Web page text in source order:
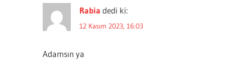
Rabia dedi ki:
12 Kasım 2023, 16:03
Adamsın ya